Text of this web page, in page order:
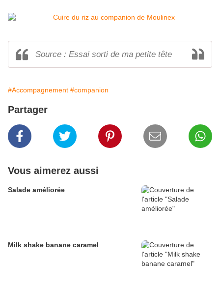
Source : Essai sorti de ma petite tête
#Accompagnement #companion
Partager
Vous aimerez aussi
Salade améliorée
Milk shake banane caramel